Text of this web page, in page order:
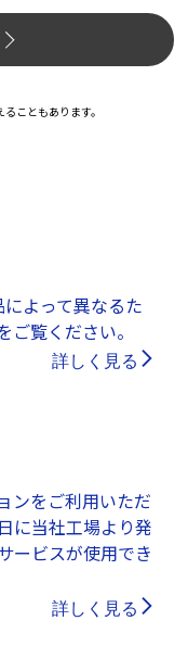
こともあります。
よって異なるた
ご覧ください。
詳しく見る
ンをご利用いただ
に当社工場より発
ービスが使用でき
詳しく見る